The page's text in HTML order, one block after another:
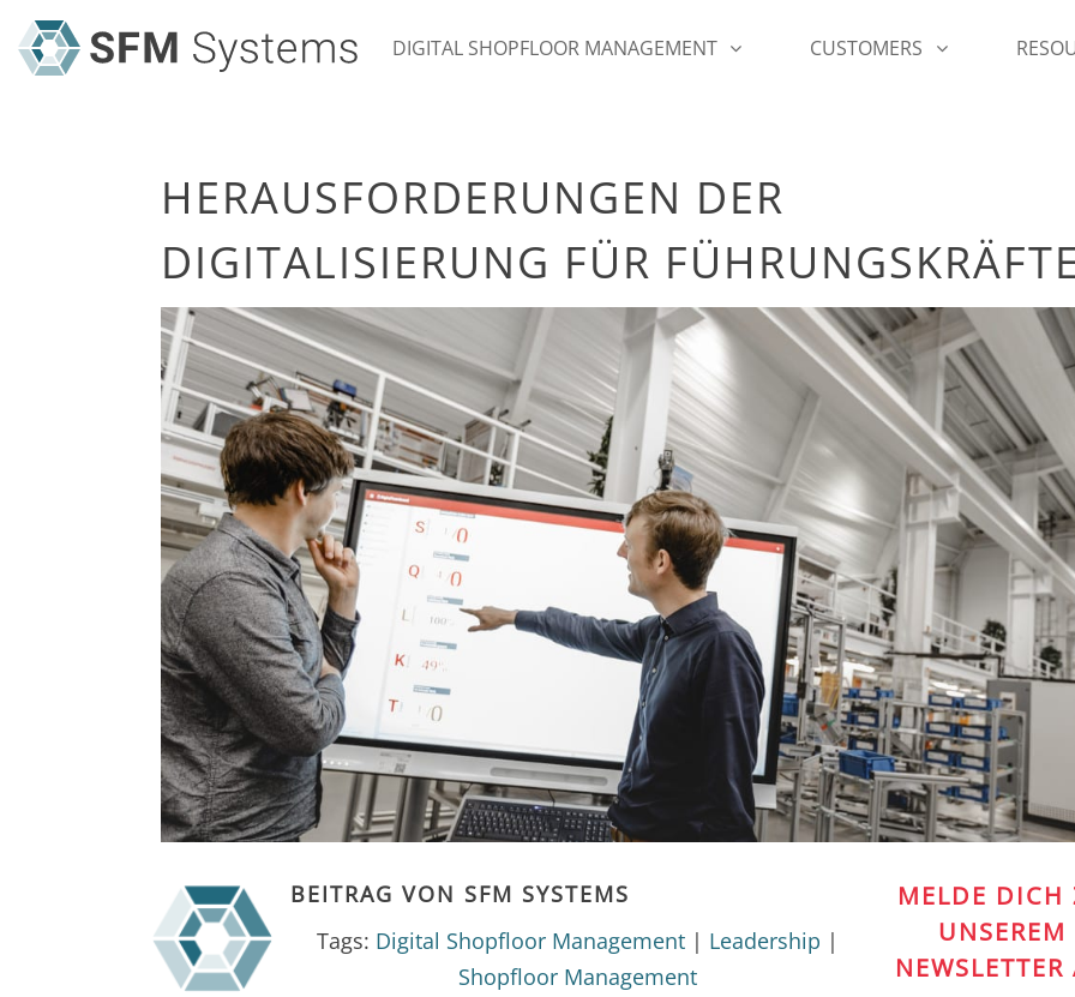
DIGITAL SHOPFLOOR MANAGEMENT CUSTOMERS
HERAUSFORDERUNGEN DER
DIGITALISIERUNG FÜR
BEITRAG VON SFM SYSTEMS
Tags: Digital Shopfloor Management | Leadership |
Shopfloor Management
MELDE DICH
UNSEREM